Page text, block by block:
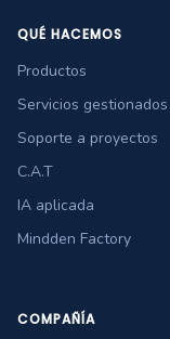
QUÉ HACEMOS
Productos
Servicios gestionados
Soporte a proyectos
C.A.T
IA aplicada
Mindden Factory
COMPAÑÍA